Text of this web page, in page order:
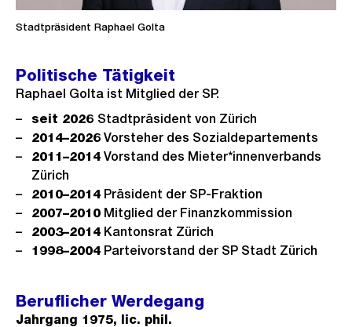
Stadtpräsident Raphael Golta
Politische Tätigkeit
Raphael Golta ist Mitglied der SP.
seit 2026 Stadtpräsident von Zürich
2014–2026 Vorsteher des Sozialdepartements
2011–2014 Vorstand des Mieter*innenverbands
Zürich
2010–2014 Präsident der SP-Fraktion
2007–2010 Mitglied der Finanzkommission
2003–2014 Kantonsrat Zürich
1998–2004 Parteivorstand der SP Stadt Zürich
Beruflicher Werdegang
Jahrgang 1975, lic. phil.